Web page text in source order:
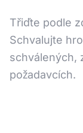
Třiďte podle
Schvalujte
schválených,
požadavcích.